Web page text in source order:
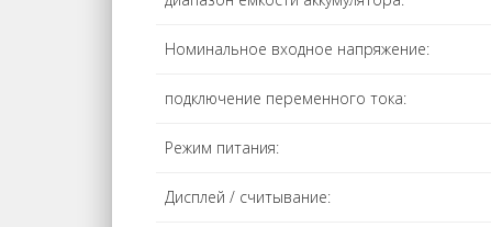
Номинальное входное напряжение:
подключение переменного тока:
Режим питания:
Дисплей / считывание: